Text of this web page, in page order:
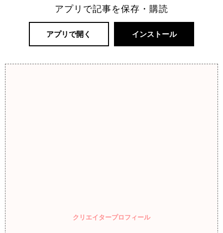
アプリで記事を保存・購読
アプリで開く インストール
クリエイタープロフィール